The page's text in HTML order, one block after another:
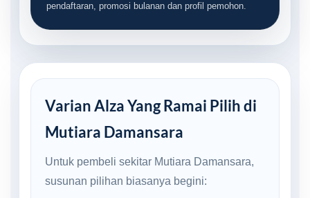
pendaftaran, promosi bulanan dan profil pemohon.
Varian Alza Yang Ramai Pilih di
Mutiara Damansara
Untuk pembeli sekitar Mutiara Damansara,
susunan pilihan biasanya begini: